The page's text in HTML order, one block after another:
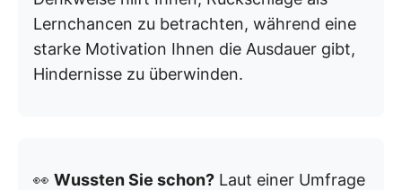
Lernchancen zu betrachten, während eine
starke Motivation Ihnen die Ausdauer gibt,
Hindernisse zu überwinden.
👀 Wussten Sie schon? Laut einer Umfrage